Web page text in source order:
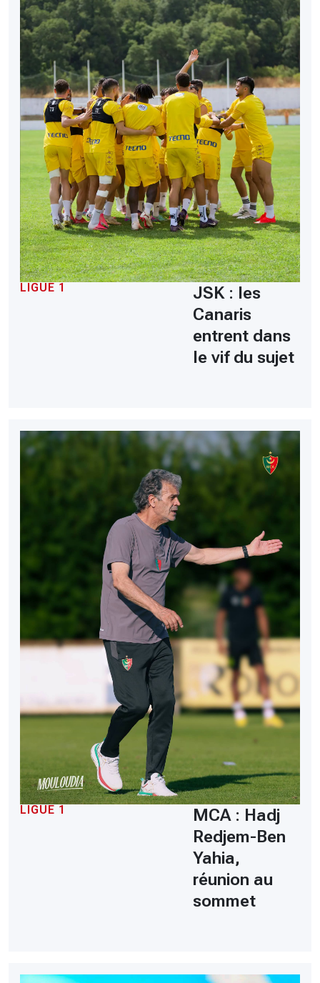
LIGUE 1
JSK : les
Canaris
entrent dans
le vif du sujet
LIGUE 1
MCA : Hadj
Redjem-Ben
Yahia,
réunion au
sommet